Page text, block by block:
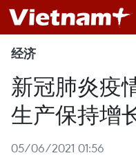
经济
新冠肺炎疫
生产保持增
05/06/2021 01:56